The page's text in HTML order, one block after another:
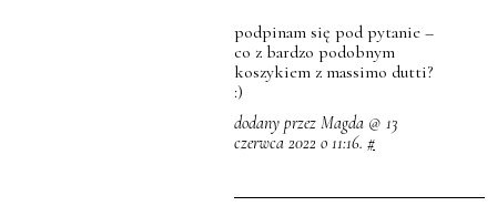
podpinam się pod pytanie –
co z bardzo podobnym
koszykiem z massimo dutti?
:)
dodany przez Magda @ 13
czerwca 2022 o 11:16.#